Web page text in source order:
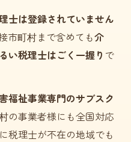
士は登録されていません
市町村まで含めても介
い税理士はごく一握り で
福祉事業専門のサブスク
の事業者様にも全国対応
税理士が不在の地域でも